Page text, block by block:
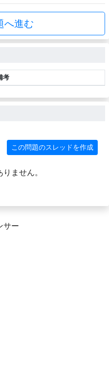
へ進む
考
この問題のスレッドを作成
ません。
サー